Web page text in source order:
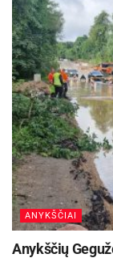
ANYKŠČIAI
Anykščių